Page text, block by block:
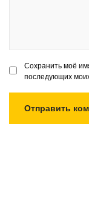
Сохранить моё
последующих